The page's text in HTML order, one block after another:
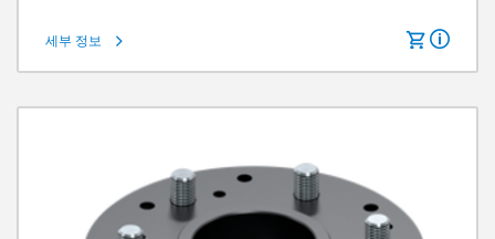
턱당 스트로크
그립력
3140 N
IP 클래스
IP64
세부 정보